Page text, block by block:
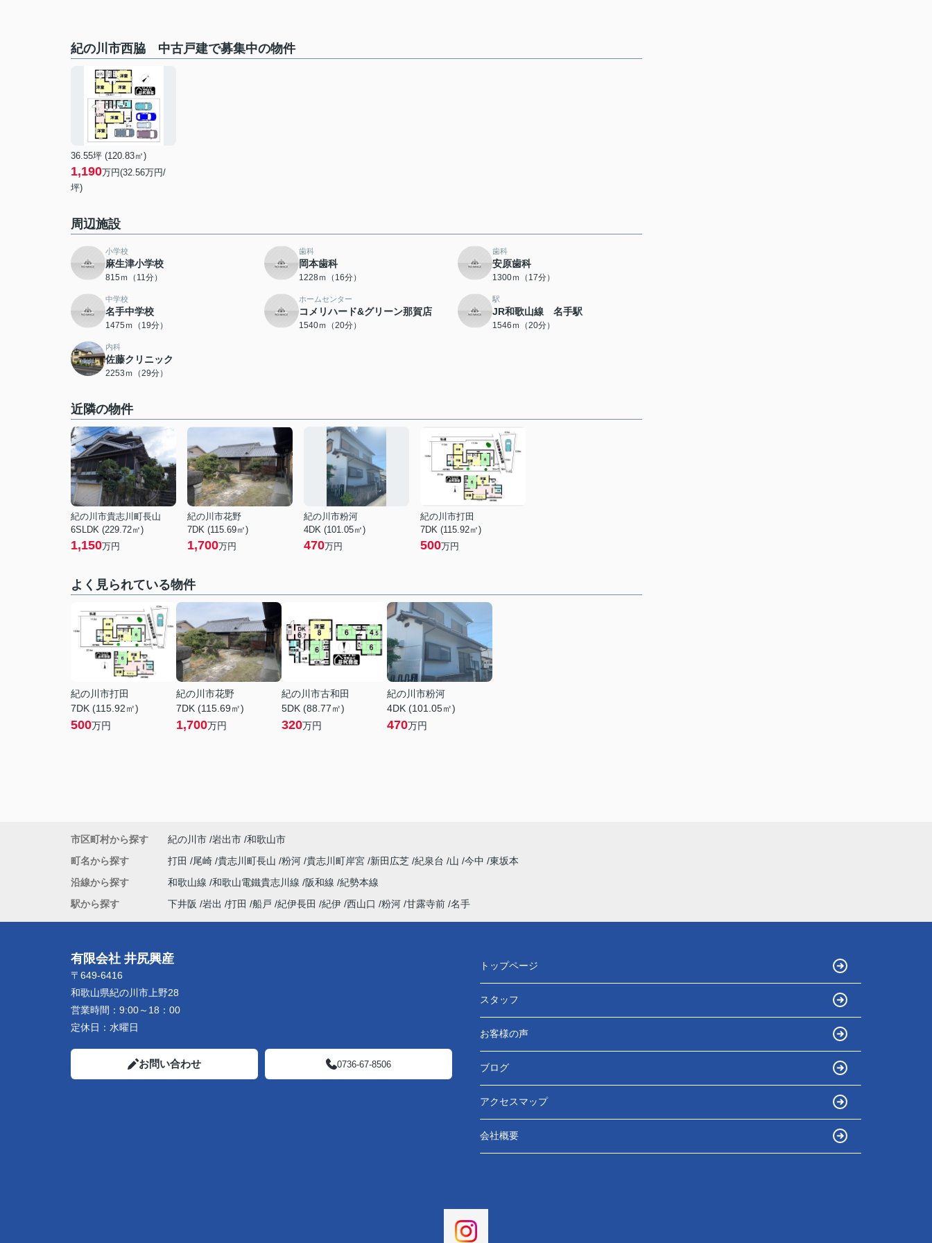
紀の川市西脇 中古戸建で募集中の物件
36.55坪 (120.83㎡)
1,190万円(32.56万円/
坪)
周辺施設
小学校
麻生津小学校
815ｍ（11分）
歯科
岡本歯科
1228ｍ（16分）
歯科
安原歯科
1300ｍ（17分）
中学校
名手中学校
1475ｍ（19分）
ホームセンター
コメリハード&グリーン那賀店
1540ｍ（20分）
駅
JR和歌山線 名手駅
1546ｍ（20分）
内科
佐藤クリニック
2253ｍ（29分）
近隣の物件
紀の川市貴志川町長山
6SLDK (229.72㎡)
1,150万円
紀の川市花野
7DK (115.69㎡)
1,700万円
紀の川市粉河
4DK (101.05㎡)
470万円
紀の川市打田
7DK (115.92㎡)
500万円
よく見られている物件
紀の川市打田
7DK (115.92㎡)
500万円
紀の川市花野
7DK (115.69㎡)
1,700万円
紀の川市古和田
5DK (88.77㎡)
320万円
紀の川市粉河
4DK (101.05㎡)
470万円
市区町村から探す 紀の川市 岩出市 和歌山市
町名から探す
打田 尾崎 貴志川町長山 粉河 貴志川町岸宮 新田広芝 紀泉台 山 今中
東坂本
沿線から探す
和歌山線 和歌山電鐵貴志川線 阪和線 紀勢本線
駅から探す
下井阪 岩出 打田 船戸 紀伊長田 紀伊 西山口 粉河 甘露寺前 名手
有限会社 井尻興産
〒649-6416
和歌山県紀の川市上野28
営業時間： 9:00～18：00
定休日： 水曜日
お問い合わせ 0736-67-8506
トップページ
スタッフ
お客様の声
ブログ
アクセスマップ
会社概要